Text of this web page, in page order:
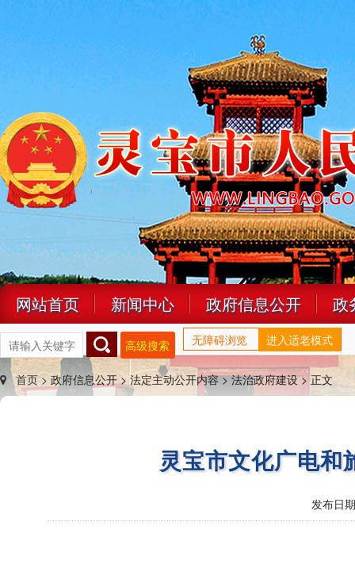
网站首页 新闻中心 政府信息公开 政
高级搜索 无障碍浏览 进入适老模式
首页 > 政府信息公开 >法定主动公开内容 >法治政府建设 >正文
灵宝市文化广电和
发布日